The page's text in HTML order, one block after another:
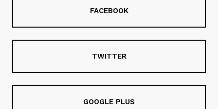
FACEBOOK
TWITTER
GOOGLE PLUS